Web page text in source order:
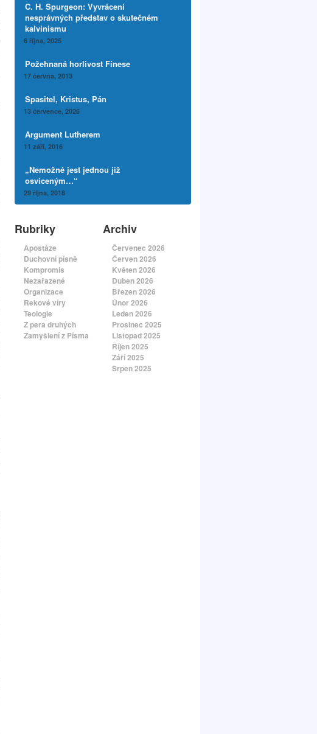
C. H. Spurgeon: Vyvrácení
nesprávných představ o skutečném
kalvinismu
6 října, 2025
Požehnaná horlivost Fínese
17 června, 2013
Spasitel, Kristus, Pán
13 července, 2026
Argument Lutherem
11 září, 2016
„Nemožné jest jednou již
osvíceným…“
29 října, 2018
Rubriky
Apostáze
Duchovní písně
Kompromis
Nezařazené
Organizace
Rekové víry
Teologie
Z pera druhých
Zamyšlení z Písma
Archiv
Červenec 2026
Červen 2026
Květen 2026
Duben 2026
Březen 2026
Únor 2026
Leden 2026
Prosinec 2025
Listopad 2025
Říjen 2025
Září 2025
Srpen 2025